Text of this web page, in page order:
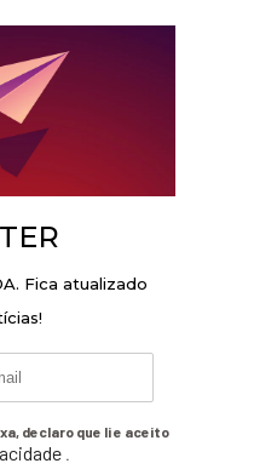
Fica atualizado
declaro que li e aceito